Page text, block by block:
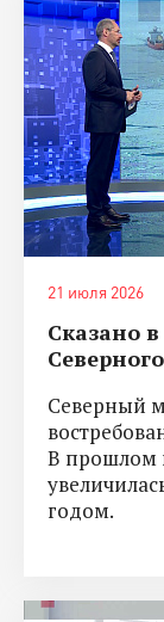
21 июля 2026
Сказано
Северный
В прошлом
годом.